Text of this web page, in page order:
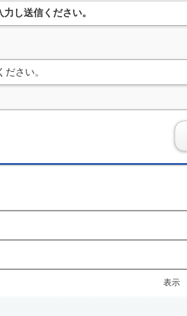
し送信ください。
さい。
表示